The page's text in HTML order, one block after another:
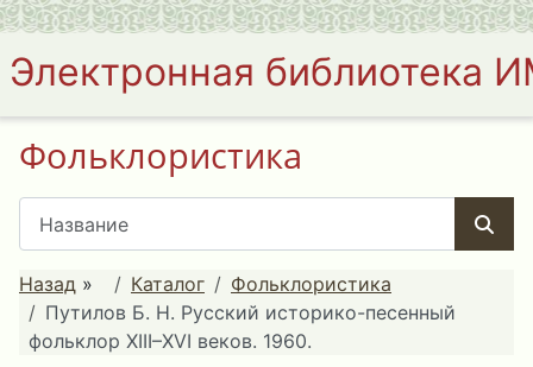
Электронная библиотека
Фольклористика
Назад » Каталог
Фольклористика
Путилов Б. Н. Русский историко-песенный
фольклор XIII–XVI веков. 1960.